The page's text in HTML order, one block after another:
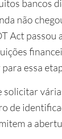
bancos
não
Act passou
essa
de
a